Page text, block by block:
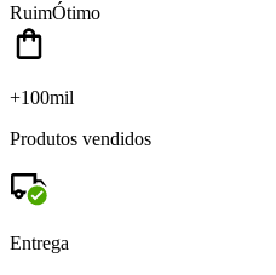
RuimÓtimo
+100mil
Produtos vendidos
Entrega